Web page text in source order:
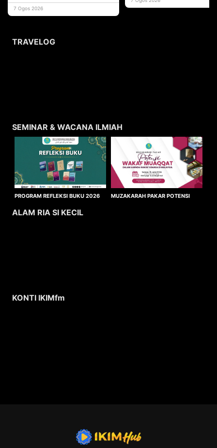
usaha
7 Ogos 2026
TRAVELOG
SEMINAR & WACANA ILMIAH
PROGRAM REFLEKSI BUKU 2026
MUZAKARAH PAKAR POTENSI
ALAM RIA SI KECIL
KONTI IKIMfm